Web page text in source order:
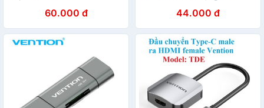
60.000 đ 44.000 đ